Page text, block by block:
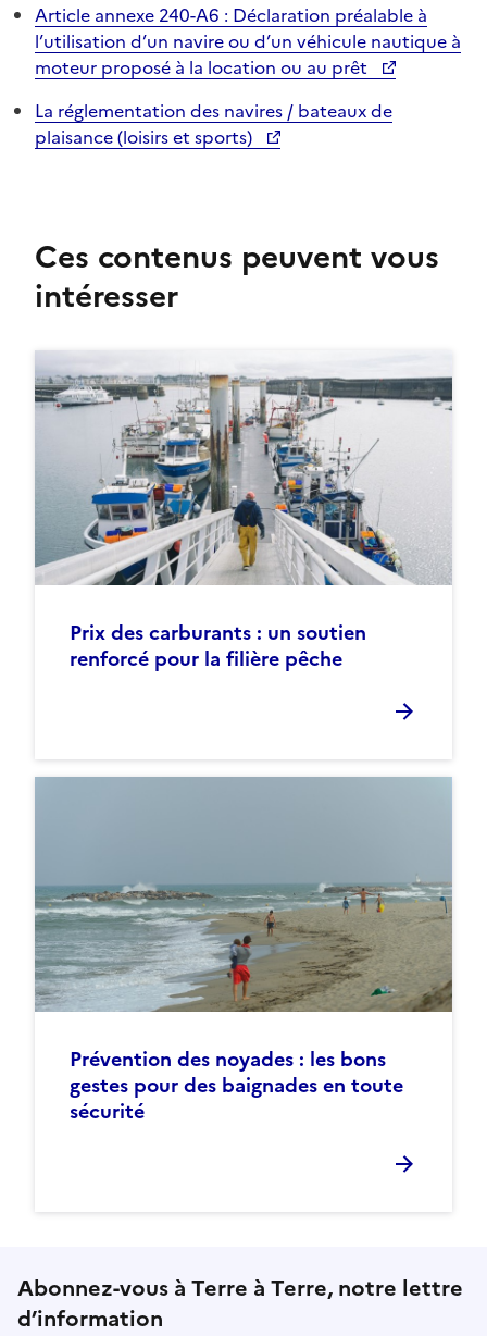
Article annexe 240-A6 : Déclaration préalable à
l’utilisation d’un navire ou d’un véhicule nautique à
moteur proposé à la location ou au prêt
La réglementation des navires / bateaux de
plaisance (loisirs et sports)
Ces contenus peuvent vous
intéresser
Prix des carburants : un soutien
renforcé pour la filière pêche
Prévention des noyades : les bons
gestes pour des baignades en toute
sécurité
Abonnez-vous à Terre à Terre, notre lettre
d’information